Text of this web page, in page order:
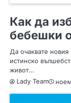
Как да
бебешки
Да очаквате
истинско
живот…
Lady Team